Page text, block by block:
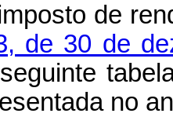
de
de 30 de
no